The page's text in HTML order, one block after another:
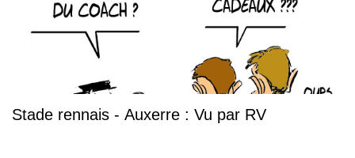
Stade rennais - Auxerre : Vu par RV